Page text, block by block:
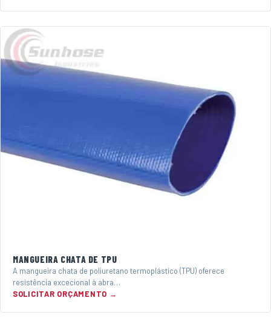
MANGUEIRA CHATA DE TPU
A mangueira chata de poliuretano termoplástico (TPU) oferece
resistência excecional à abra…
SOLICITAR ORÇAMENTO →